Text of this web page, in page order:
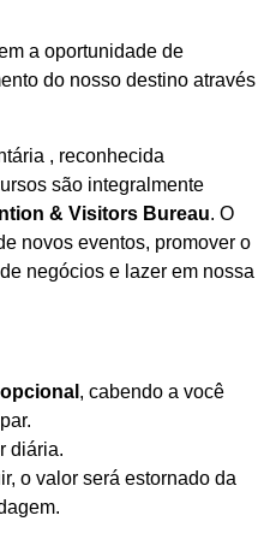
a oportunidade de
do nosso destino através
, reconhecida
são integralmente
& Visitors Bureau. O
novos eventos, promover o
negócios e lazer em nossa
, cabendo a você
diária.
o valor será estornado da